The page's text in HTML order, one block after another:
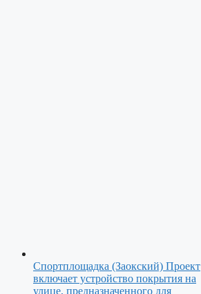
Спортплощадка (Заокский) Проект
включает устройство покрытия на
улице, предназначенного для